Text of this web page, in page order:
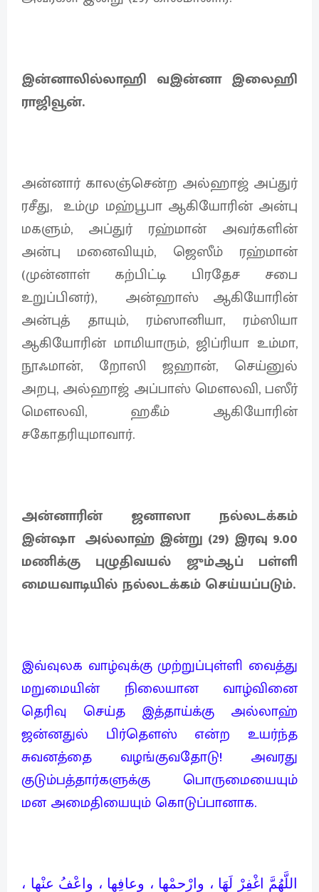
இன்னாலில்லாஹி வஇன்னா இலைஹி
ராஜிவூன்.
அன்னார் காலஞ்சென்ற அல்ஹாஜ் அப்துர்
ரசீது, உம்மு மஹ்பூபா ஆகியோரின் அன்பு
மகளும், அப்துர் ரஹ்மான் அவர்களின்
அன்பு மனைவியும், ஜெஸீம் ரஹ்மான்
(முன்னாள் கற்பிட்டி பிரதேச சபை
உறுப்பினர்), அன்ஹாஸ் ஆகியோரின்
அன்புத் தாயும், ரம்ஸானியா, ரம்ஸியா
ஆகியோரின் மாமியாரும், ஜிப்ரியா உம்மா,
நூஃமான், றோஸி ஜஹான், செய்னுல்
அறபு, அல்ஹாஜ் அப்பாஸ் மௌலவி, பஸீர்
மௌலவி, ஹகீம் ஆகியோரின்
சகோதரியுமாவார்.
அன்னாரின் ஜனாஸா நல்லடக்கம்
இன்ஷா அல்லாஹ் இன்று (29) இரவு 9.00
மணிக்கு புழுதிவயல் ஜும்ஆப் பள்ளி
மையவாடியில் நல்லடக்கம் செய்யப்படும்.
இவ்வுலக வாழ்வுக்கு முற்றுப்புள்ளி வைத்து
மறுமையின் நிலையான வாழ்வினை
தெரிவு செய்த இத்தாய்க்கு அல்லாஹ்
ஜன்னதுல் பிர்தௌஸ் என்ற உயர்ந்த
சுவனத்தை வழங்குவதோடு! அவரது
குடும்பத்தார்களுக்கு பொருமையையும்
மன அமைதியையும் கொடுப்பானாக.
اللَّهُمَّ اغْفِرْ لَهَا ، وارْحمْها ، وعافِها ، واعْفُ عنْها ،